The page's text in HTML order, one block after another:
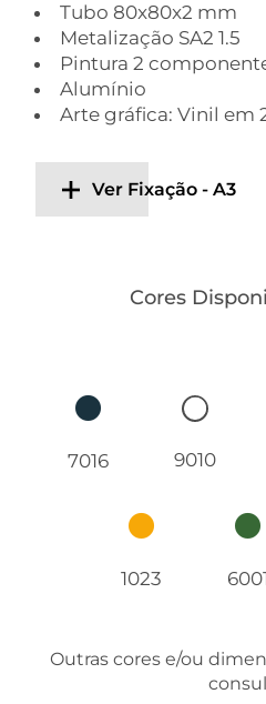
Tubo 80x80x2 mm
Metalização SA2 1.5
Pintura 2
Alumínio
Arte gráfica: Vinil em
Ver Fixação - A3
Cores
7016 9010
1023
Outras cores e/ou